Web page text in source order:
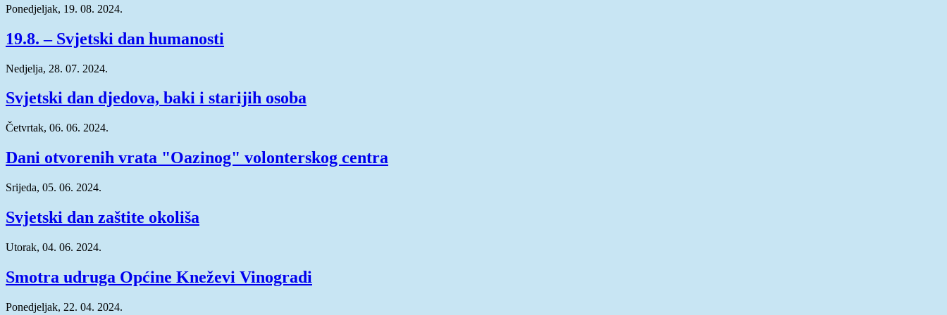
Ponedjeljak, 19. 08. 2024.
19.8. – Svjetski dan humanosti
Nedjelja, 28. 07. 2024.
Svjetski dan djedova, baki i starijih osoba
Četvrtak, 06. 06. 2024.
Dani otvorenih vrata "Oazinog" volonterskog centra
Srijeda, 05. 06. 2024.
Svjetski dan zaštite okoliša
Utorak, 04. 06. 2024.
Smotra udruga Općine Kneževi Vinogradi
Ponedjeljak, 22. 04. 2024.